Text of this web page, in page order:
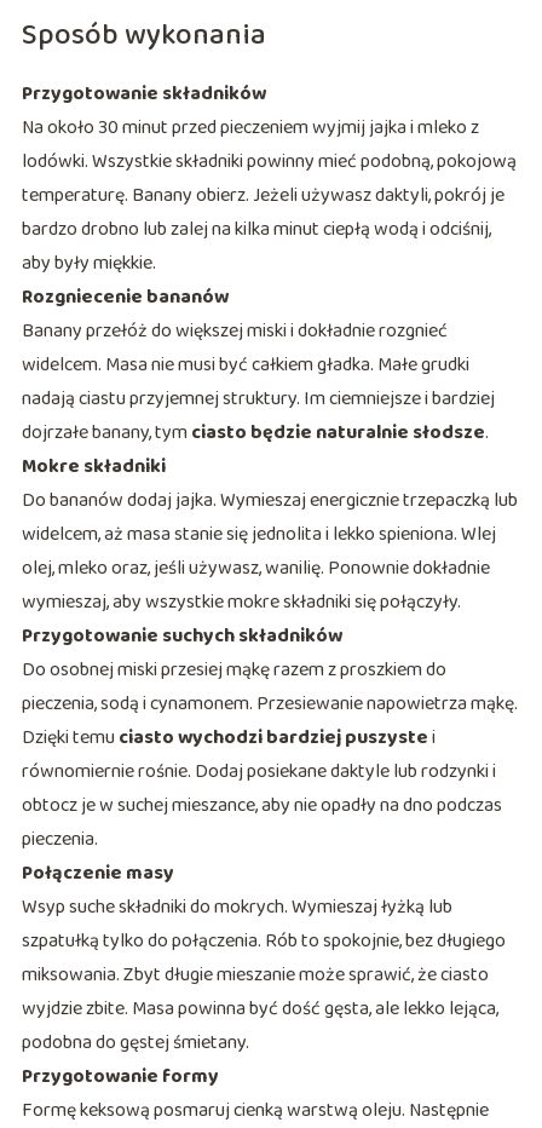
Sposób wykonania
Przygotowanie składników
Na około 30 minut przed pieczeniem wyjmij jajka i mleko z
lodówki. Wszystkie składniki powinny mieć podobną, pokojową
temperaturę. Banany obierz. Jeżeli używasz daktyli, pokrój je
bardzo drobno lub zalej na kilka minut ciepłą wodą i odciśnij,
aby były miękkie.
Rozgniecenie bananów
Banany przełóż do większej miski i dokładnie rozgnieć
widelcem. Masa nie musi być całkiem gładka. Małe grudki
nadają ciastu przyjemnej struktury. Im ciemniejsze i bardziej
dojrzałe banany, tymciasto będzie naturalnie słodsze.
Mokre składniki
Do bananów dodaj jajka. Wymieszaj energicznie trzepaczką lub
widelcem, aż masa stanie się jednolita i lekko spieniona. Wlej
olej, mleko oraz, jeśli używasz, wanilię. Ponownie dokładnie
wymieszaj, aby wszystkie mokre składniki się połączyły.
Przygotowanie suchych składników
Do osobnej miski przesiej mąkę razem z proszkiem do
pieczenia, sodą i cynamonem. Przesiewanie napowietrza mąkę.
Dzięki temuciasto wychodzi bardziej puszystei
równomiernie rośnie. Dodaj posiekane daktyle lub rodzynki i
obtocz je w suchej mieszance, aby nie opadły na dno podczas
pieczenia.
Połączenie masy
Wsyp suche składniki do mokrych. Wymieszaj łyżką lub
szpatułką tylko do połączenia. Rób to spokojnie, bez długiego
miksowania. Zbyt długie mieszanie może sprawić, że ciasto
wyjdzie zbite. Masa powinna być dość gęsta, ale lekko lejąca,
podobna do gęstej śmietany.
Przygotowanie formy
Formę keksową posmaruj cienką warstwą oleju. Następnie